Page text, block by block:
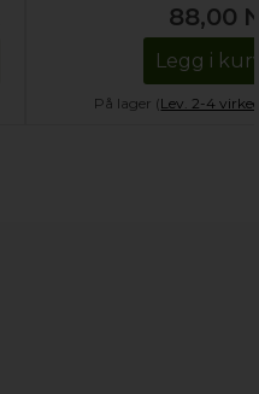
88,00
Legg i
På lager (Lev. 2-4